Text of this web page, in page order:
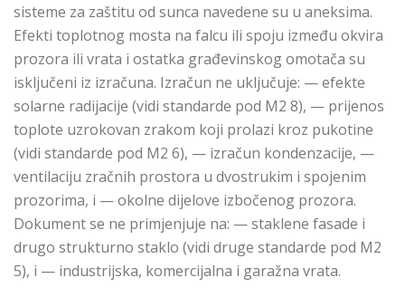
sisteme za zaštitu od sunca navedene su u aneksima.
Efekti toplotnog mosta na falcu ili spoju između okvira
prozora ili vrata i ostatka građevinskog omotača su
isključeni iz izračuna. Izračun ne uključuje: — efekte
solarne radijacije (vidi standarde pod M2 8), — prijenos
toplote uzrokovan zrakom koji prolazi kroz pukotine
(vidi standarde pod M2 6), — izračun kondenzacije, —
ventilaciju zračnih prostora u dvostrukim i spojenim
prozorima, i — okolne dijelove izbočenog prozora.
Dokument se ne primjenjuje na: — staklene fasade i
drugo strukturno staklo (vidi druge standarde pod M2
5), i — industrijska, komercijalna i garažna vrata.